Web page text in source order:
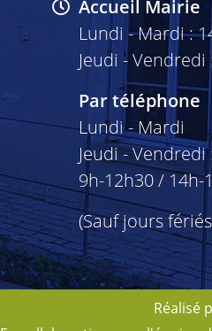
Accueil Mairie
Lundi - Mardi :
Jeudi - Vendredi
Par téléphone
Lundi - Mardi
Jeudi - Vendredi
9h-12h30 / 14h-
(Sauf jours
Réalisé